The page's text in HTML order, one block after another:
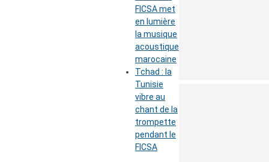
FICSA met
en lumière
la musique
acoustique
marocaine
Tchad : la
Tunisie
vibre au
chant de la
trompette
pendant le
FICSA